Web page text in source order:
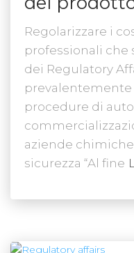
Regolarizzare i
professionali che
dei Regulatory
prevalentemente
procedure di
aziende
sicurezza “Al fine